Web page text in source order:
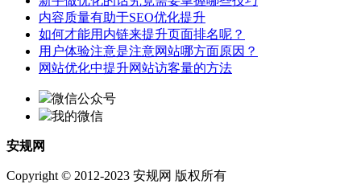
内容质量有助于SEO优化提升
如何才能用内链来提升页面排名呢？
用户体验注意是注意网站哪方面原因？
网站优化中提升网站访客量的方法
微信公众号
我的微信
安规网
Copyright © 2012-2023 安规网 版权所有